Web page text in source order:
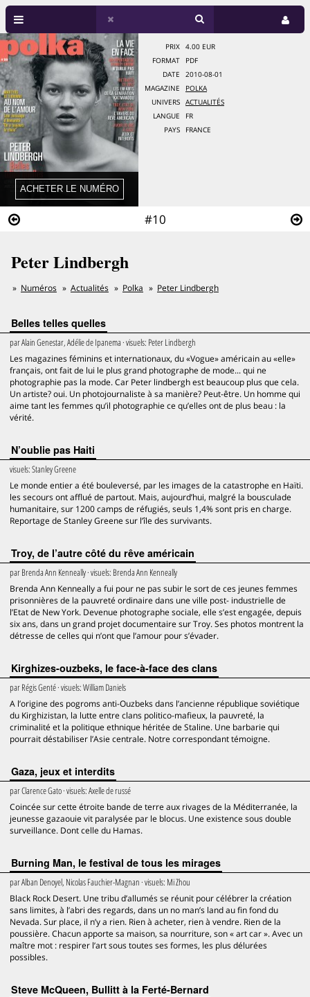
#10
PRIX
4.00 EUR
FORMAT
PDF
DATE
2010-08-01
MAGAZINE
POLKA
UNIVERS
ACTUALITÉS
LANGUE
FR
PAYS
FRANCE
Peter Lindbergh
Numéros Actualités Polka Peter Lindbergh
Belles telles quelles
parAlain Genestar, Adélie de Ipanema · visuels: Peter Lindbergh
Les magazines féminins et internationaux, du «Vogue» américain au «elle»
français, ont fait de lui le plus grand photographe de mode... qui ne
photographie pas la mode. Car Peter lindbergh est beaucoup plus que cela.
Un artiste? oui. Un photojournaliste à sa manière? Peut-être. Un homme qui
aime tant les femmes qu’il photographie ce qu’elles ont de plus beau : la
vérité.
N’oublie pas Haiti
visuels:Stanley Greene
Le monde entier a été bouleversé, par les images de la catastrophe en Haïti.
les secours ont afflué de partout. Mais, aujourd’hui, malgré la bousculade
humanitaire, sur 1200 camps de réfugiés, seuls 1,4% sont pris en charge.
Reportage de Stanley Greene sur l’île des survivants.
Troy, de l’autre côté du rêve américain
parBrenda Ann Kenneally· visuels: Brenda Ann Kenneally
Brenda Ann Kenneally a fui pour ne pas subir le sort de ces jeunes femmes
prisonnières de la pauvreté ordinaire dans une ville post- industrielle de
l’Etat de New York. Devenue photographe sociale, elle s’est engagée, depuis
six ans, dans un grand projet documentaire sur Troy. Ses photos montrent la
détresse de celles qui n’ont que l’amour pour s’évader.
Kirghizes-ouzbeks, le face-à-face des clans
parRégis Genté· visuels:William Daniels
A l’origine des pogroms anti-Ouzbeks dans l’ancienne république soviétique
du Kirghizistan, la lutte entre clans politico-mafieux, la pauvreté, la
criminalité et la politique ethnique héritée de Staline. Une barbarie qui
pourrait déstabiliser l’Asie centrale. Notre correspondant témoigne.
Gaza, jeux et interdits
parClarence Gato· visuels:Axelle de russé
Coincée sur cette étroite bande de terre aux rivages de la Méditerranée, la
jeunesse gazaouie vit paralysée par le blocus. Une existence sous double
surveillance. Dont celle du Hamas.
Burning Man, le festival de tous les mirages
parAlban Denoyel, Nicolas Fauchier-Magnan · visuels: Mi Zhou
Black Rock Desert. Une tribu d’allumés se réunit pour célébrer la création
sans limites, à l’abri des regards, dans un no man’s land au fin fond du
Nevada. Sur place, il n’y a rien. Rien à acheter, rien à vendre. Rien de la
poussière. Chacun apporte sa maison, sa nourriture, son « art car ». Avec un
maître mot : respirer l’art sous toutes ses formes, les plus délurées
possibles.
Steve McQueen, Bullitt à la Ferté-Bernard